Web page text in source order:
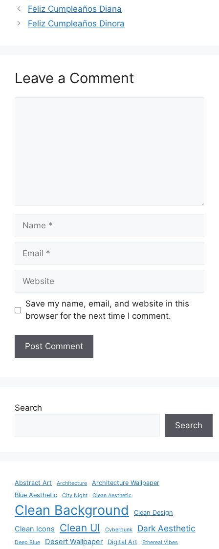
Feliz Cumpleaños Diana
Feliz Cumpleaños Dinora
Leave a Comment
Name
Email
Website
Save my name, email, and website in this
browser for the next time I comment.
Search
Search
Abstract Art Architecture
Architecture Wallpaper
Blue Aesthetic
City Night Clean Aesthetic
Clean Background Clean Design
Clean Icons Clean UI Cyberpunk Dark Aesthetic
Deep Blue Desert Wallpaper Digital Art Ethereal Vibes